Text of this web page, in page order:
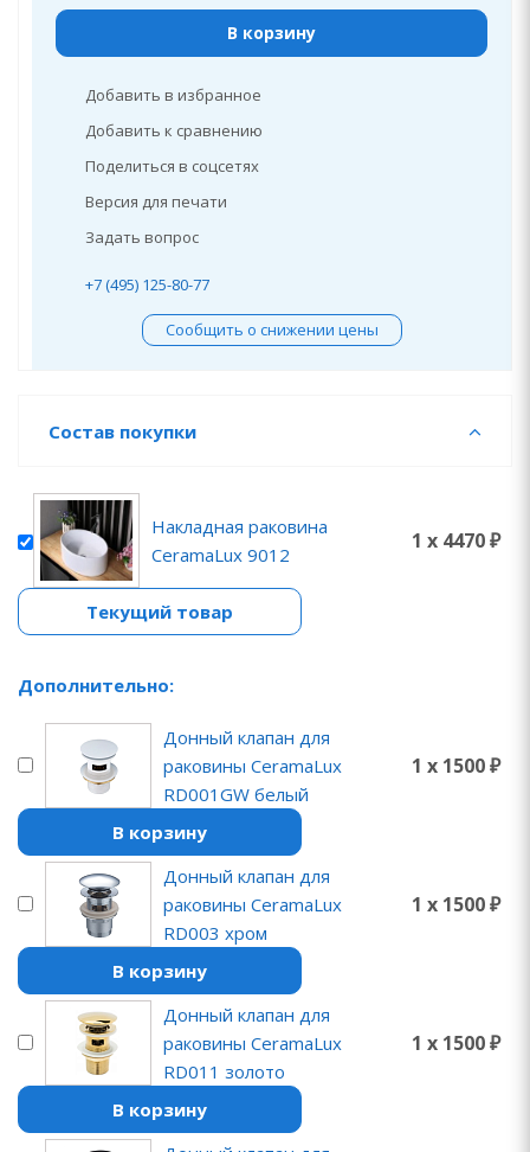
В корзину
Добавить в избранное
Добавить к сравнению
Поделиться в соцсетях
Версия для печати
Задать вопрос
+7 (495) 125-80-77
Сообщить о снижении цены
Состав покупки
Накладная раковина
CeramaLux 9012
1 x 4470 ₽
Текущий товар
Дополнительно:
Донный клапан для
раковины CeramaLux
RD001GW белый
1 x 1500 ₽
В корзину
Донный клапан для
раковины CeramaLux
RD003 хром
1 x 1500 ₽
В корзину
Донный клапан для
раковины CeramaLux
RD011 золото
1 x 1500 ₽
В корзину